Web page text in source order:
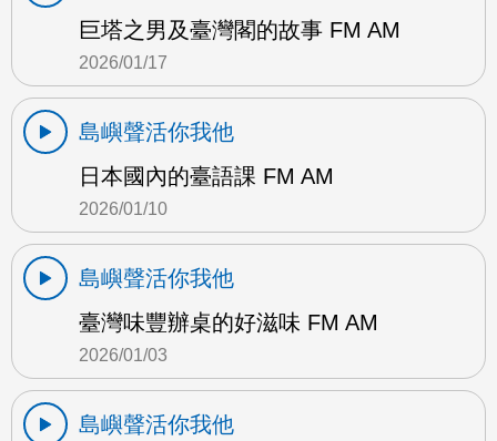
巨塔之男及臺灣閣的故事 FM AM
2026/01/17
島嶼聲活你我他
日本國內的臺語課 FM AM
2026/01/10
島嶼聲活你我他
臺灣味豐辦桌的好滋味 FM AM
2026/01/03
島嶼聲活你我他